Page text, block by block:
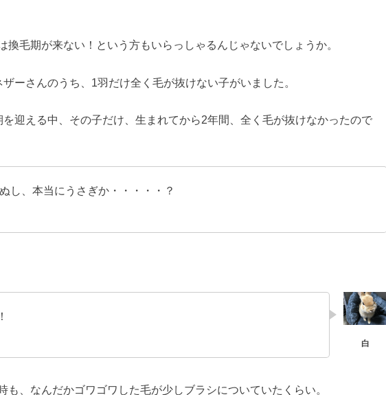
換毛期が来ない！という方もいらっしゃるんじゃないでしょうか。
ーさんのうち、1羽だけ全く毛が抜けない子がいました。
迎える中、その子だけ、生まれてから2年間、全く毛が抜けなかったので
し、本当にうさぎか・・・・・？
も、なんだかゴワゴワした毛が少しブラシについていたくらい。